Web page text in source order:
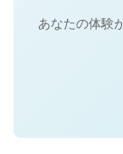
あなたの体験